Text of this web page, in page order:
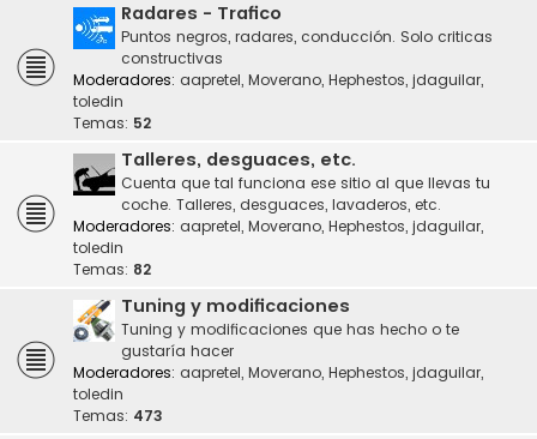
Radares - Trafico
Puntos negros, radares, conducción. Solo criticas
constructivas
Moderadores: aapretel, Moverano, Hephestos, jdaguilar,
toledin
Temas: 52
Talleres, desguaces, etc.
Cuenta que tal funciona ese sitio al que llevas tu
coche. Talleres, desguaces, lavaderos, etc.
Moderadores: aapretel, Moverano, Hephestos, jdaguilar,
toledin
Temas: 82
Tuning y modificaciones
Tuning y modificaciones que has hecho o te
gustaría hacer
Moderadores: aapretel, Moverano, Hephestos, jdaguilar,
toledin
Temas: 473